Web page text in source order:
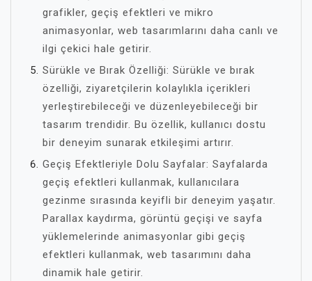
grafikler, geçiş efektleri ve mikro
animasyonlar, web tasarımlarını daha canlı ve
ilgi çekici hale getirir.
Sürükle ve Bırak Özelliği: Sürükle ve bırak
özelliği, ziyaretçilerin kolaylıkla içerikleri
yerleştirebileceği ve düzenleyebileceği bir
tasarım trendidir. Bu özellik, kullanıcı dostu
bir deneyim sunarak etkileşimi artırır.
Geçiş Efektleriyle Dolu Sayfalar: Sayfalarda
geçiş efektleri kullanmak, kullanıcılara
gezinme sırasında keyifli bir deneyim yaşatır.
Parallax kaydırma, görüntü geçişi ve sayfa
yüklemelerinde animasyonlar gibi geçiş
efektleri kullanmak, web tasarımını daha
dinamik hale getirir.